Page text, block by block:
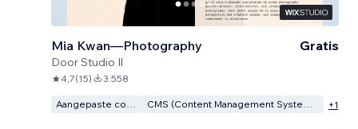
Mia Kwan—Photography
DoorStudio Il
Gratis
4,7(15) 3.558
Aangepaste code CMS (Content Management Systeem) +1